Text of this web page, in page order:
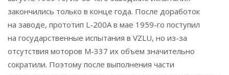
закончились только в конце года. После доработок
на заводе, прототип L-200A в мае 1959-го поступил
на государственные испытания в VZLU, но из-за
отсутствия моторов М-337 их объем значительно
сократили. Поэтому после выполнения части